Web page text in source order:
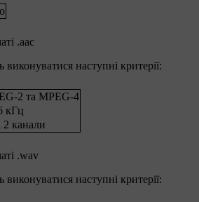
.аас
наступні критерії:
2 та MPEG-4
кГц
2 канали
.wav
наступні критерії: